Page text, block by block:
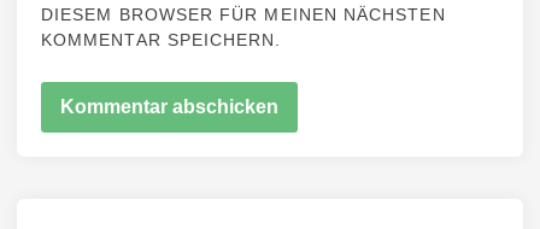
DIESEM BROWSER FÜR MEINEN NÄCHSTEN
KOMMENTAR SPEICHERN.